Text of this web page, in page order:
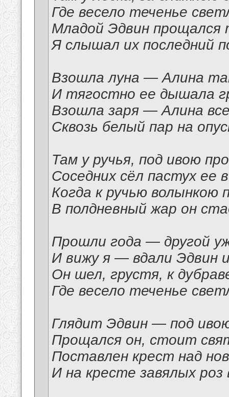
Где весело теченье
Младой Эдвин прощался
Я слышал их последний
Взошла луна — Алина
И тягостно ее дышала
Взошла заря — Алина
Сквозь белый пар на
Там у ручья, под ивою
Соседних сёл пастух ее
Когда к ручью волынкою
В полдневный жар он
Прошли года — другой
И вижу я — вдали Эдвин
Он шел, грустя, к
Где весело теченье
Глядит Эдвин — под
Прощался он, стоит
Поставлен крест над
И на кресте завялых роз